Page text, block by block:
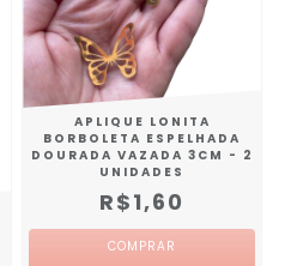
APLIQUE LONITA
BORBOLETA ESPELHADA
DOURADA VAZADA 3CM - 2
UNIDADES
R$1,60